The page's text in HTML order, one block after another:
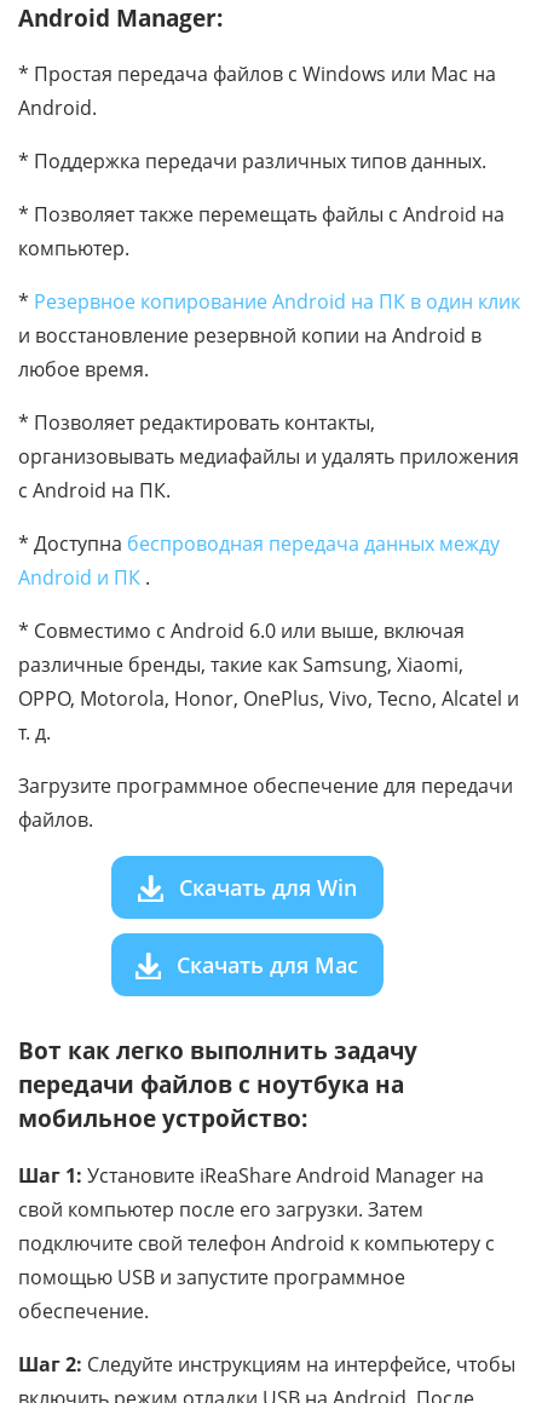
Android Manager:
* Простая передача файлов с Windows или Mac на
Android.
* Поддержка передачи различных типов данных.
* Позволяет также перемещать файлы с Android на
компьютер.
* Резервное копирование Android на ПК в один клик
и восстановление резервной копии на Android в
любое время.
* Позволяет редактировать контакты,
организовывать медиафайлы и удалять приложения
с Android на ПК.
* Доступна беспроводная передача данных между
Android и ПК .
* Совместимо с Android 6.0 или выше, включая
различные бренды, такие как Samsung, Xiaomi,
OPPO, Motorola, Honor, OnePlus, Vivo, Tecno, Alcatel и
т. д.
Загрузите программное обеспечение для передачи
файлов.
Скачать для Win
Скачать для Mac
Вот как легко выполнить задачу
передачи файлов с ноутбука на
мобильное устройство:
Шаг 1: Установите iReaShare Android Manager на
свой компьютер после его загрузки. Затем
подключите свой телефон Android к компьютеру с
помощью USB и запустите программное
обеспечение.
Шаг 2: Следуйте инструкциям на интерфейсе, чтобы